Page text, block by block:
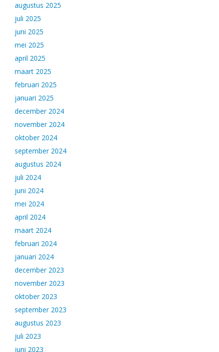
augustus 2025
juli 2025
juni 2025
mei 2025
april 2025
maart 2025
februari 2025
januari 2025
december 2024
november 2024
oktober 2024
september 2024
augustus 2024
juli 2024
juni 2024
mei 2024
april 2024
maart 2024
februari 2024
januari 2024
december 2023
november 2023
oktober 2023
september 2023
augustus 2023
juli 2023
juni 2023